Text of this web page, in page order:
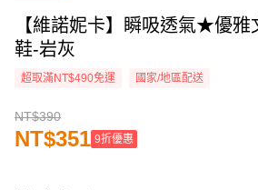
【維諾妮卡】瞬吸透氣★優雅
鞋-岩灰
超取滿NT$490免運 國家/地區配送
NT$390
NT$351 9折優惠